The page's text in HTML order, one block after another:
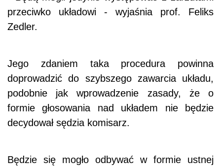
przeciwko układowi - wyjaśnia prof. Feliks
Zedler.
Jego zdaniem taka procedura powinna
doprowadzić do szybszego zawarcia układu,
podobnie jak wprowadzenie zasady, że o
formie głosowania nad układem nie będzie
decydował sędzia komisarz.
Będzie się mogło odbywać w formie ustnej